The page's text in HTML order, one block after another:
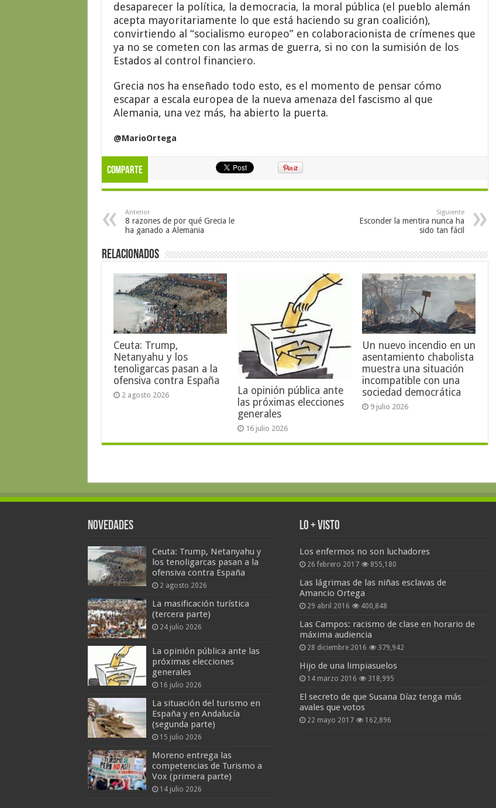
desaparecer la política, la democracia, la moral pública (el pueblo alemán
acepta mayoritariamente lo que está haciendo su gran coalición),
convirtiendo al “socialismo europeo” en colaboracionista de crímenes que
ya no se cometen con las armas de guerra, si no con la sumisión de los
Estados al control financiero.
Grecia nos ha enseñado todo esto, es el momento de pensar cómo
escapar a escala europea de la nueva amenaza del fascismo al que
Alemania, una vez más, ha abierto la puerta.
@MarioOrtega
Comparte
Anterior
8 razones de por qué Grecia le
ha ganado a Alemania
Siguiente
Esconder la mentira nunca ha
sido tan fácil
Relacionados
Ceuta: Trump,
Netanyahu y los
tenoligarcas pasan a la
ofensiva contra España
2 agosto 2026
La opinión pública ante
las próximas elecciones
generales
16 julio 2026
Un nuevo incendio en un
asentamiento chabolista
muestra una situación
incompatible con una
sociedad democrática
9 julio 2026
Novedades
Ceuta: Trump, Netanyahu y
los tenoligarcas pasan a la
ofensiva contra España
2 agosto 2026
La masificación turística
(tercera parte)
24 julio 2026
La opinión pública ante las
próximas elecciones
generales
16 julio 2026
La situación del turismo en
España y en Andalucía
(segunda parte)
15 julio 2026
Moreno entrega las
competencias de Turismo a
Vox (primera parte)
14 julio 2026
Lo + Visto
Los enfermos no son luchadores
26 febrero 2017 855,180
Las lágrimas de las niñas esclavas de
Amancio Ortega
29 abril 2016 400,848
Las Campos: racismo de clase en horario de
máxima audiencia
28 diciembre 2016 379,942
Hijo de una limpiasuelos
14 marzo 2016 318,995
El secreto de que Susana Díaz tenga más
avales que votos
22 mayo 2017 162,896